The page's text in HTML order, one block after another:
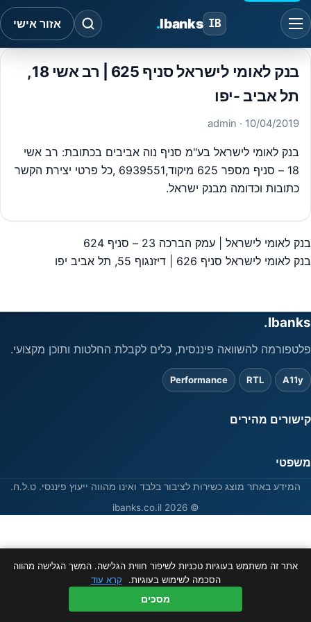
IB
Ibanks
. אזור אישי
בנק לאומי לישראל סניף 625 | רב אשי 18,
תל אביב -יפו
10/04/2019
· admin
בנק לאומי לישראל בע"מ סניף נוה אביבים בכתובת: רב אשי
18 – סניף מספר 625 מיקוד,6939551 ,כל פרטי יצירת הקשר
כתובות וכדומה מבנק ישראל.
ניווט
בנק לאומי לישראל | עמק הברכה 23 – סניף 624
בנק לאומי לישראל סניף 626 | דיזנגוף 55, תל אביב יפו
Ibanks.
פלטפורמה להשוואה פיננסית, כלים לקבלת החלטות ותוכן מקצועי.
A11y
RTL
Performance
קישורים מהירים
משפטי
המידע באתר מוצג כשירות לציבור בלבד ואינו מהווה ייעוץ פיננסי. ט.ל.ח.
© 2026 ibanks.co.il
אתר זה משתמש בעוגיות טכניות לשיפור חווית הגלישה. המשך הגלישה מהווה
הסכמה לשימוש בעוגיות.
קרא עוד
מסכים